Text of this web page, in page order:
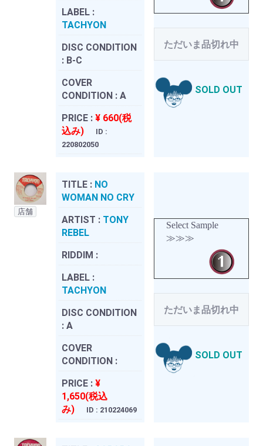
LABEL :
TACHYON
DISC CONDITION
: B-C
COVER
CONDITION : A
PRICE : ¥ 660(税
込み)
ID :
220802050
ただいま品切れ中
SOLD OUT
店舗
TITLE : NO
WOMAN NO CRY
ARTIST : TONY
REBEL
RIDDIM :
LABEL :
TACHYON
DISC CONDITION
: A
COVER
CONDITION :
PRICE : ¥
1,650(税込
み)
ID : 210224069
Select Sample
≫≫≫
ただいま品切れ中
SOLD OUT